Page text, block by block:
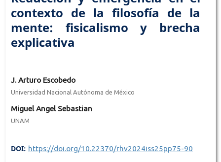
contexto de la filosofía de la
mente: fisicalismo y brecha
explicativa
J. Arturo Escobedo
Universidad Nacional Autónoma de México
Miguel Angel Sebastian
UNAM
DOI: https://doi.org/10.22370/rhv2024iss25pp75-90